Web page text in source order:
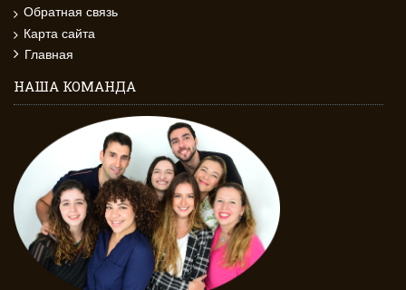
Обратная связь
Карта сайта
Главная
НАША КОМАНДА